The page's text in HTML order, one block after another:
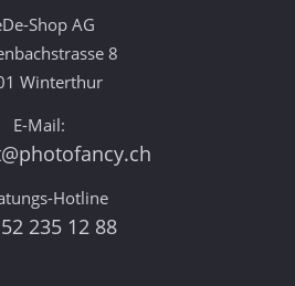
Shop AG
8
Winterthur
E-Mail:
Hotline
235 12 88